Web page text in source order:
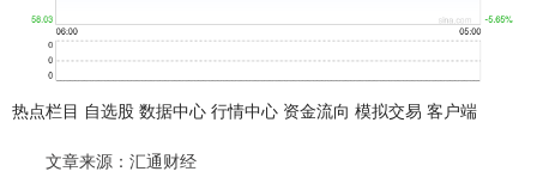
热点栏目 自选股 数据中心 行情中心 资金流向 模拟交易 客户端
文章来源：汇通财经